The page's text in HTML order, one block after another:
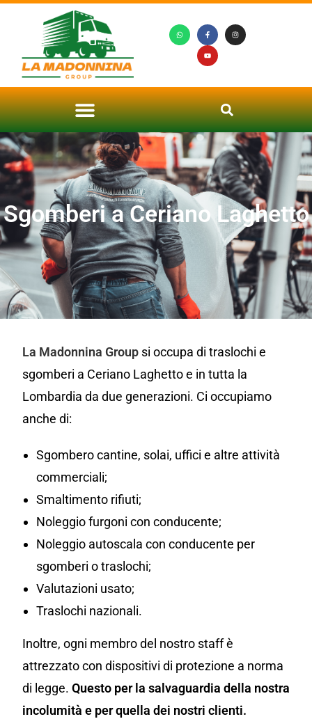
Sgomberi a Ceriano Laghetto
La Madonnina Group si occupa di traslochi e
sgomberi a Ceriano Laghetto e in tutta la
Lombardia da due generazioni. Ci occupiamo
anche di:
Sgombero cantine, solai, uffici e altre attività
commerciali;
Smaltimento rifiuti;
Noleggio furgoni con conducente;
Noleggio autoscala con conducente per
sgomberi o traslochi;
Valutazioni usato;
Traslochi nazionali.
Inoltre, ogni membro del nostro staff è
attrezzato con dispositivi di protezione a norma
di legge. Questo per la salvaguardia della nostra
incolumità e per quella dei nostri clienti.